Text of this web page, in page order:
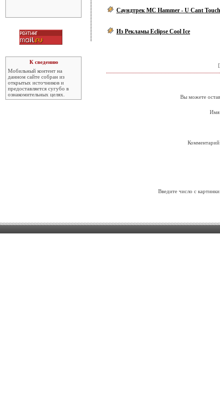
К сведению
Мобильный контент на
данном сайте собран из
открытых источников и
предоставляется сугубо в
ознакомительных целях.
Саундтрек MC Hammer - U Cant
Из Рекламы Eclipse Cool Ice
[
Вы можете
Введите число с